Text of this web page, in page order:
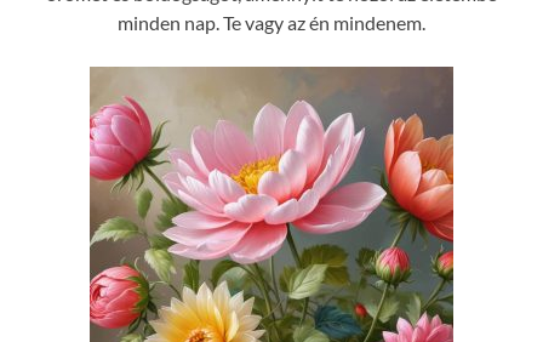
minden nap. Te vagy az én mindenem.